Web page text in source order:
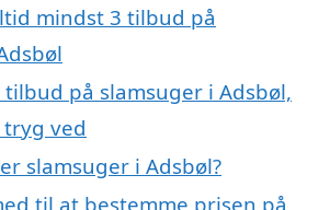
mindst 3 tilbud på
tilbud på slamsuger i Adsbøl,
ved
slamsuger i Adsbøl?
til at bestemme prisen på